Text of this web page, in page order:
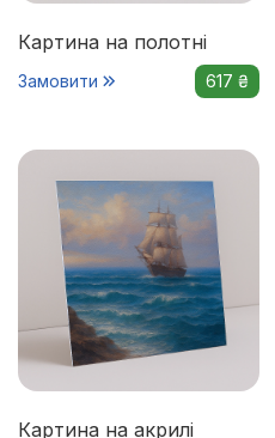
Картина на полотні
Замовити 617 ₴
Картина на акрилі